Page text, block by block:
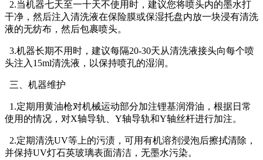
2.当机器七天至一十天不使用时，建议您将喷头内的墨水打
干净，然后注入清洗液在保险膜或保湿托盘内放一块浸有清洗
液的无纺布，然后包裹喷头。
3.机器长期不用时，建议每隔20-30天从清洗液接头向每个喷
头注入15ml清洗液，以保持喷孔的湿润。
三、机器维护
1.定期用黄油枪对机械运动部分加注锂基润滑油，根据日常
使用的情况，对X轴导轨、Y轴导轨和Y轴丝杆进行加注。
2.定期清洗UV等上的污渍，可用有机溶剂浸泡后擦拭清除，
并保持UV灯石英玻璃表面清洁，无墨水污染。